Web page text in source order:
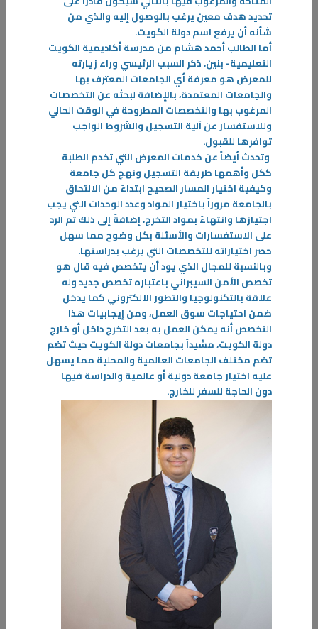
اقتراحات وأفكار قد تسهم في معالجة ظاهرة تسرب المتدربين من المعاهد
تعليم هو السلاح الذي ترتاد به الأمم والدول آفاق المستقبل وتمضي قدما نحو
الاستدامة والتنمية.
تعاون جمع بين هيئتي التطبيقي والقوى العاملة:
تعمل الهيئة العامة للتعليم التطبيقي والتدريب على تعزيز التوافق بين
مخرجات كلياتها ومعاهدها واحتياجات سوق العمل وخلق فرص عمل تتناسب
تحديد هدف معين يرغب بالوصول إليه والذي من
شأنه أن يرفع اسم دولة الكويت.
أما الطالب أحمد هشام من مدرسة أكاديمية الكويت
التعليمية- بنين، ذكر السبب الرئيسي وراء زيارته
للمعرض هو معرفة أي الجامعات المعترف بها
والجامعات المعتمدة، بالإضافة لبحثه عن التخصصات
المرغوب بها والتخصصات المطروحة في الوقت الحالي
وللاستفسار عن آلية التسجيل والشروط الواجب
توافرها للقبول.
وتحدث أيضاً عن خدمات المعرض التي تخدم الطلبة
ككل وأهمها طريقة التسجيل ونهج كل جامعة
وكيفية اختيار المسار الصحيح ابتداءً من الالتحاق
بالجامعة مروراً باختيار المواد وعدد الوحدات التي يجب
اجتيازها وانتهاءً بمواد التخرج، إضافةً إلى ذلك تم الرد
على الاستفسارات والأسئلة بكل وضوح مما سهل
حصر اختياراته للتخصصات التي يرغب بدراستها.
وبالنسبة للمجال الذي يود أن يتخصص فيه قال هو
تخصص الأمن السيبراني باعتباره تخصص جديد وله
علاقة بالتكنولوجيا والتطور الالكتروني كما يدخل
ضمن احتياجات سوق العمل، ومن إيجابيات هذا
التخصص أنه يمكن العمل به بعد التخرج داخل أو خارج
دولة الكويت، مشيداً بجامعات دولة الكويت حيث تضم
تضم مختلف الجامعات العالمية والمحلية مما يسهل
عليه اختيار جامعة دولية أو عالمية والدراسة فيها
دون الحاجة للسفر للخارج.